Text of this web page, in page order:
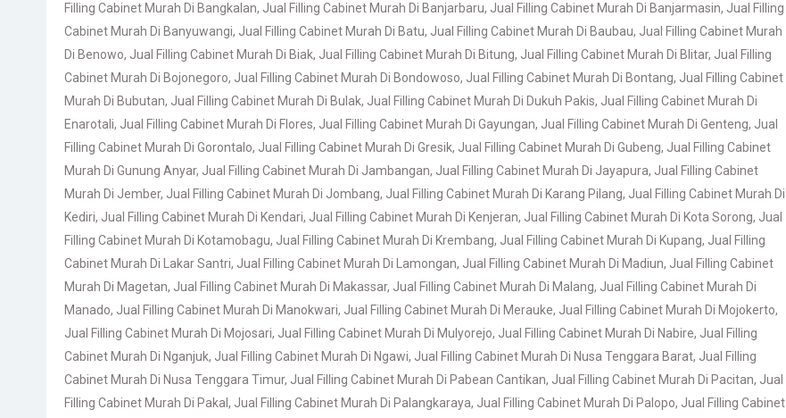
Filling Cabinet Murah Di Bangkalan, Jual Filling Cabinet Murah Di Banjarbaru, Jual Filling Cabinet Murah Di Banjarmasin, Jual Filling
Cabinet Murah Di Banyuwangi, Jual Filling Cabinet Murah Di Batu, Jual Filling Cabinet Murah Di Baubau, Jual Filling Cabinet Murah
Di Benowo, Jual Filling Cabinet Murah Di Biak, Jual Filling Cabinet Murah Di Bitung, Jual Filling Cabinet Murah Di Blitar, Jual Filling
Cabinet Murah Di Bojonegoro, Jual Filling Cabinet Murah Di Bondowoso, Jual Filling Cabinet Murah Di Bontang, Jual Filling Cabinet
Murah Di Bubutan, Jual Filling Cabinet Murah Di Bulak, Jual Filling Cabinet Murah Di Dukuh Pakis, Jual Filling Cabinet Murah Di
Enarotali, Jual Filling Cabinet Murah Di Flores, Jual Filling Cabinet Murah Di Gayungan, Jual Filling Cabinet Murah Di Genteng, Jual
Filling Cabinet Murah Di Gorontalo, Jual Filling Cabinet Murah Di Gresik, Jual Filling Cabinet Murah Di Gubeng, Jual Filling Cabinet
Murah Di Gunung Anyar, Jual Filling Cabinet Murah Di Jambangan, Jual Filling Cabinet Murah Di Jayapura, Jual Filling Cabinet
Murah Di Jember, Jual Filling Cabinet Murah Di Jombang, Jual Filling Cabinet Murah Di Karang Pilang, Jual Filling Cabinet Murah Di
Kediri, Jual Filling Cabinet Murah Di Kendari, Jual Filling Cabinet Murah Di Kenjeran, Jual Filling Cabinet Murah Di Kota Sorong, Jual
Filling Cabinet Murah Di Kotamobagu, Jual Filling Cabinet Murah Di Krembang, Jual Filling Cabinet Murah Di Kupang, Jual Filling
Cabinet Murah Di Lakar Santri, Jual Filling Cabinet Murah Di Lamongan, Jual Filling Cabinet Murah Di Madiun, Jual Filling Cabinet
Murah Di Magetan, Jual Filling Cabinet Murah Di Makassar, Jual Filling Cabinet Murah Di Malang, Jual Filling Cabinet Murah Di
Manado, Jual Filling Cabinet Murah Di Manokwari, Jual Filling Cabinet Murah Di Merauke, Jual Filling Cabinet Murah Di Mojokerto,
Jual Filling Cabinet Murah Di Mojosari, Jual Filling Cabinet Murah Di Mulyorejo, Jual Filling Cabinet Murah Di Nabire, Jual Filling
Cabinet Murah Di Nganjuk, Jual Filling Cabinet Murah Di Ngawi, Jual Filling Cabinet Murah Di Nusa Tenggara Barat, Jual Filling
Cabinet Murah Di Nusa Tenggara Timur, Jual Filling Cabinet Murah Di Pabean Cantikan, Jual Filling Cabinet Murah Di Pacitan, Jual
Filling Cabinet Murah Di Pakal , Jual Filling Cabinet Murah Di Palangkaraya, Jual Filling Cabinet Murah Di Palopo, Jual Filling Cabinet